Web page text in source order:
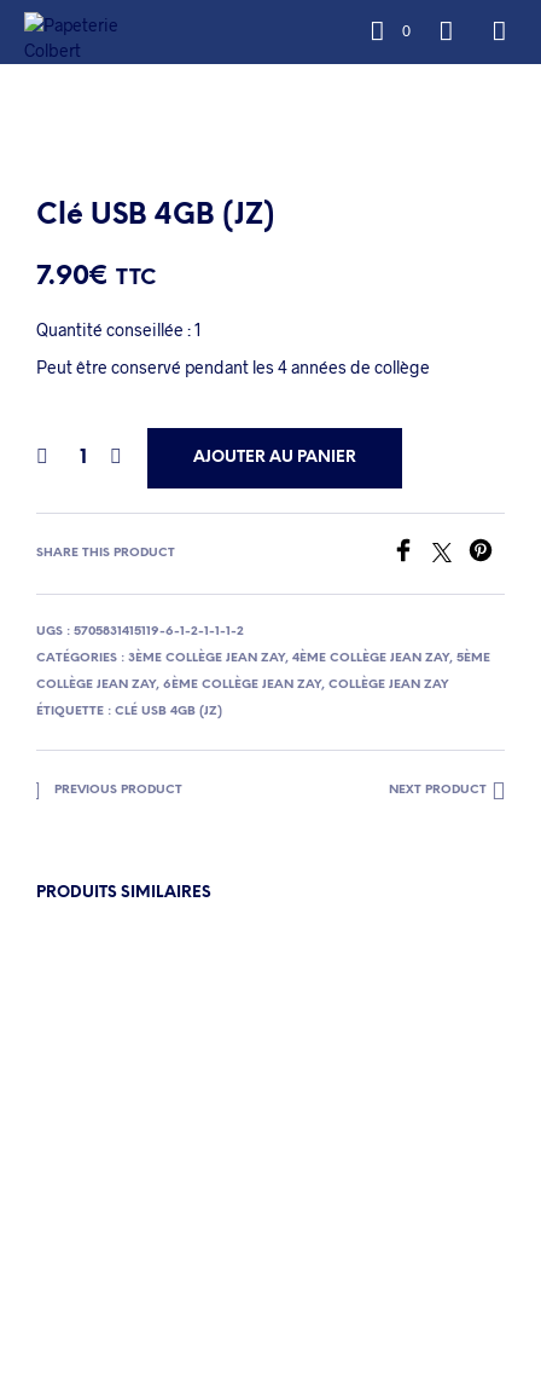
0
Clé USB 4GB (JZ)
7.90€ TTC
Quantité conseillée : 1
Peut être conservé pendant les 4 années de collège
AJOUTER AU PANIER
SHARE THIS PRODUCT
UGS : 5705831415119-6-1-2-1-1-1-2
CATÉGORIES : 3ÈME COLLÈGE JEAN ZAY, 4ÈME COLLÈGE JEAN ZAY, 5ÈME
COLLÈGE JEAN ZAY, 6ÈME COLLÈGE JEAN ZAY, COLLÈGE JEAN ZAY
ÉTIQUETTE : CLÉ USB 4GB (JZ)
PREVIOUS PRODUCT NEXT PRODUCT
PRODUITS SIMILAIRES